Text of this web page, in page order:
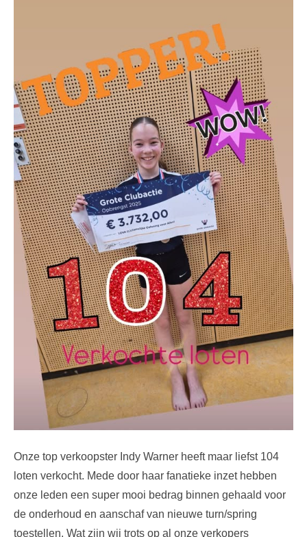
Onze top verkoopster Indy Warner heeft maar liefst 104
loten verkocht. Mede door haar fanatieke inzet hebben
onze leden een super mooi bedrag binnen gehaald voor
de onderhoud en aanschaf van nieuwe turn/spring
toestellen. Wat zijn wij trots op al onze verkopers